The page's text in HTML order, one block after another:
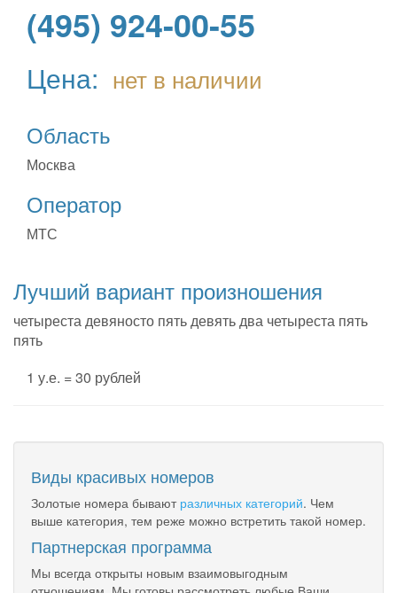
(495) 924-00-55
Цена: нет в наличии
Область
Москва
Оператор
МТС
Лучший вариант произношения
четыреста девяносто пять девять два четыреста пять
пять
1 у.е. = 30 рублей
Виды красивых номеров
Золотые номера бывают различных категорий. Чем
выше категория, тем реже можно встретить такой номер.
Партнерская программа
Мы всегда открыты новым взаимовыгодным